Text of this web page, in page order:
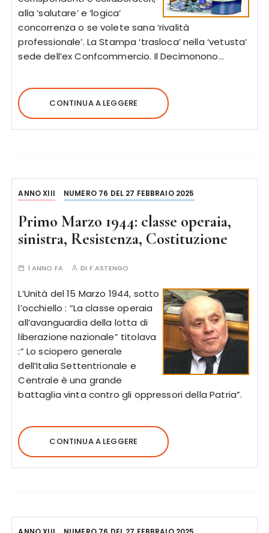
alla ‘salutare’ e ‘logica’
concorrenza o se volete sana ‘rivalità
professionale’. La Stampa ‘trasloca’ nella ‘vetusta’
sede dell’ex Confcommercio. Il Decimonono…
CONTINUA A LEGGERE
ANNO XIII NUMERO 76 DEL 27 FEBBRAIO 2025
Primo Marzo 1944: classe operaia,
sinistra, Resistenza, Costituzione
1 ANNO FA DI F.ASTENGO
L’Unità del 15 Marzo 1944, sotto
l’occhiello : “La classe operaia
all’avanguardia della lotta di
liberazione nazionale” titolava
:” Lo sciopero generale
dell’Italia Settentrionale e
Centrale è una grande
battaglia vinta contro gli oppressori della Patria”.
CONTINUA A LEGGERE